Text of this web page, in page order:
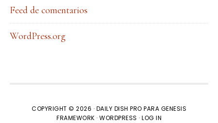
Feed de comentarios
WordPress.org
COPYRIGHT © 2026 · DAILY DISH PRO PARA GENESIS
FRAMEWORK · WORDPRESS · LOG IN